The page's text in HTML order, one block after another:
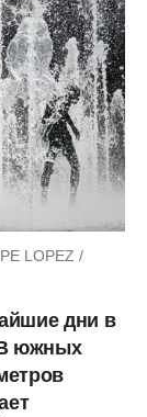
LOPEZ /
дни в
В южных